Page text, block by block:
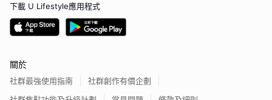
下載 U Lifestyle應用程式
關於
社群最強使用指南
社群創作有價企劃